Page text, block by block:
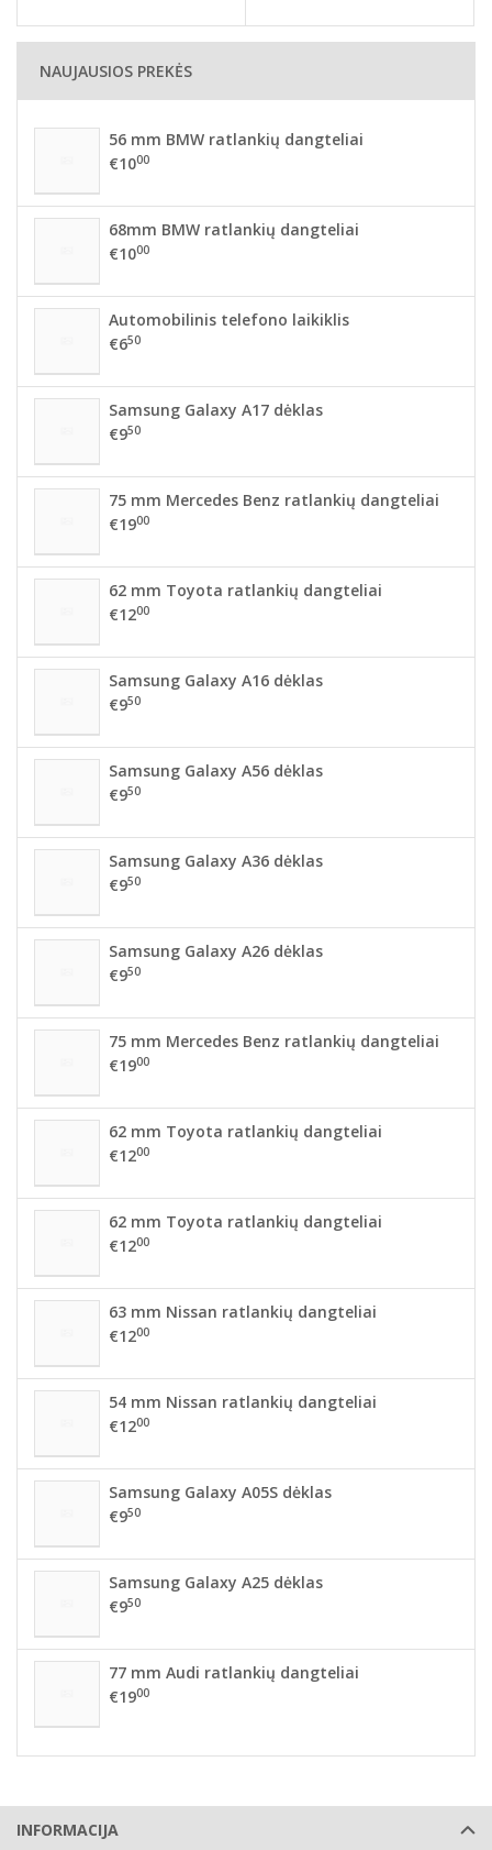
NAUJAUSIOS PREKĖS
56 mm BMW ratlankių dangteliai
€1000
68mm BMW ratlankių dangteliai
€1000
Automobilinis telefono laikiklis
€650
Samsung Galaxy A17 dėklas
€950
75 mm Mercedes Benz ratlankių dangteliai
€1900
62 mm Toyota ratlankių dangteliai
€1200
Samsung Galaxy A16 dėklas
€950
Samsung Galaxy A56 dėklas
€950
Samsung Galaxy A36 dėklas
€950
Samsung Galaxy A26 dėklas
€950
75 mm Mercedes Benz ratlankių dangteliai
€1900
62 mm Toyota ratlankių dangteliai
€1200
62 mm Toyota ratlankių dangteliai
€1200
63 mm Nissan ratlankių dangteliai
€1200
54 mm Nissan ratlankių dangteliai
€1200
Samsung Galaxy A05S dėklas
€950
Samsung Galaxy A25 dėklas
€950
77 mm Audi ratlankių dangteliai
€1900
INFORMACIJA